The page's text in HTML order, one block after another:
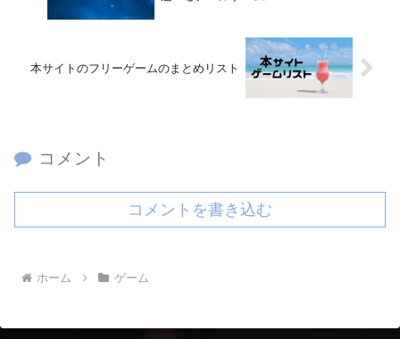
本サイトのフリーゲームのまとめリスト
コメント
コメントを書き込む
ホーム ゲーム